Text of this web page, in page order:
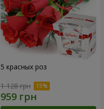
5 красных роз
1 128 грн